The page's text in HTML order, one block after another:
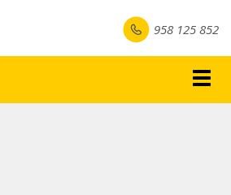
958 125 852